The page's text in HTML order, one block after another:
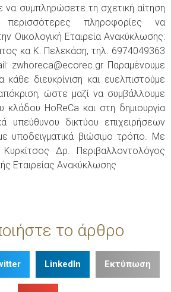
να συμπληρώσετε τη σχετική αίτηση
πληροφορίες να
Οικολογική Εταιρεία Ανακύκλωσης:
κα Κ. Πελεκάση, τηλ. 6974049363
zwhoreca@ecorec.gr Παραμένουμε
διευκρίνιση και ευελπιστούμε
ώστε μαζί να συμβάλλουμε
κλάδου HoReCa και στη δημιουργία
υπεύθυνου δικτύου επιχειρήσεων
υποδειγματικά βιώσιμο τρόπο. Με
Κυρκίτσος Δρ. Περιβαλλοντολόγος
Εταιρείας Ανακύκλωσης
το άρθρο
LinkedIn Εκτύπωση